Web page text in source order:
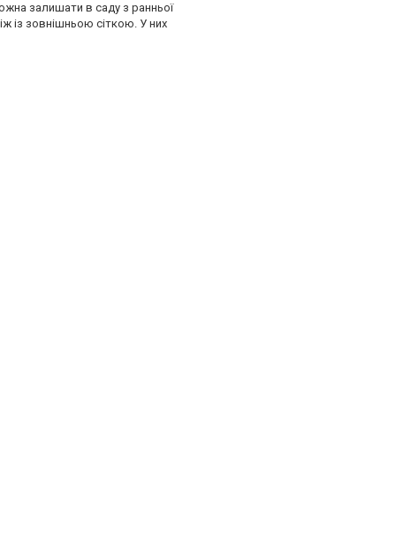
залишати в саду з ранньої
із зовнішньою сіткою. У них